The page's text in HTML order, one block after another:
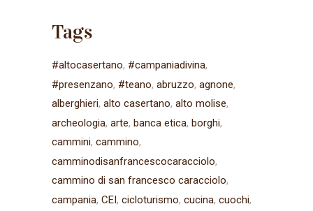
Tags
#altocasertano #campaniadivina
#presenzano #teano abruzzo agnone
alberghieri alto casertano alto molise
archeologia arte banca etica borghi
cammini cammino
camminodisanfrancescocaracciolo
cammino di san francesco caracciolo
campania CEI cicloturismo cucina cuochi